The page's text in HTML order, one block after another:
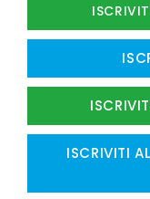
ISCRIVITI